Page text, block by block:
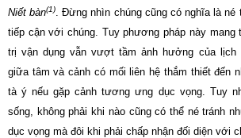
Niết bàn(1). Đừng nhìn chúng cũng có nghĩa là né
tiếp cận với chúng. Tuy phương pháp này mang
trị vận dụng vẫn vượt tầm ảnh hưởng của lịch
giữa tâm và cảnh có mối liên hệ thắm thiết đến
tà ý nếu gặp cảnh tương ưng dục vọng. Tuy
sống, không phải khi nào cũng có thể né tránh
dục vọng mà đôi khi phải chấp nhận đối diện với